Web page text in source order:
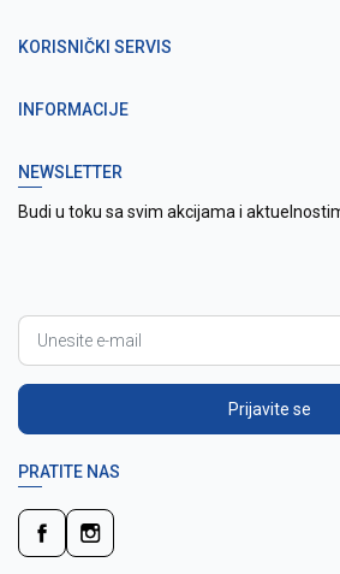
KORISNIČKI SERVIS
INFORMACIJE
NEWSLETTER
Budi u toku sa svim akcijama i
Prijavite se
PRATITE NAS